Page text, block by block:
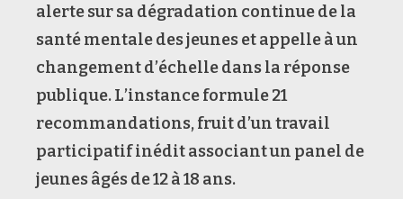
alerte sur sa dégradation continue de la
santé mentale des jeunes et appelle à un
changement d’échelle dans la réponse
publique. L’instance formule 21
recommandations, fruit d’un travail
participatif inédit associant un panel de
jeunes âgés de 12 à 18 ans.